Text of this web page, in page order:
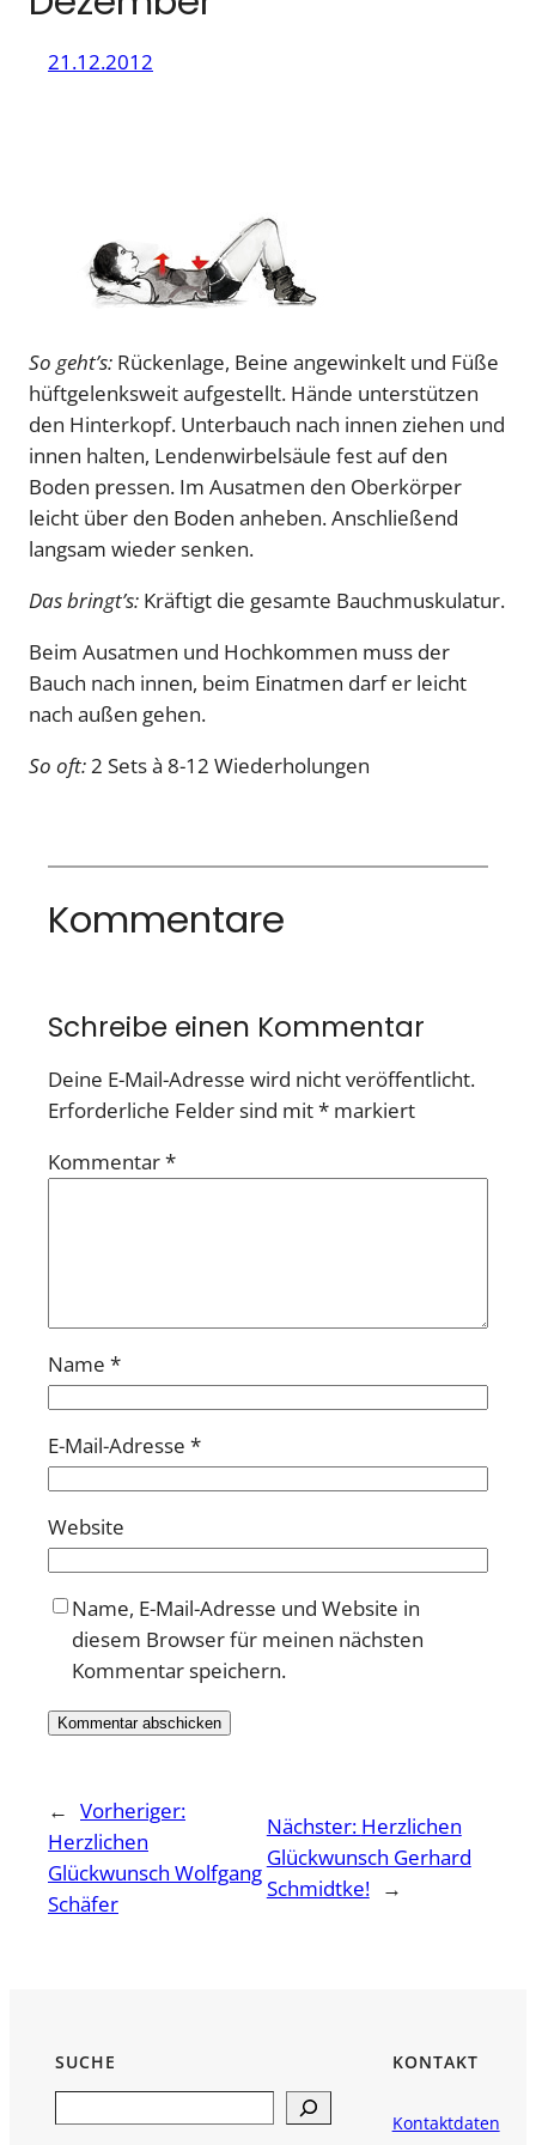
21.12.2012
So geht’s: Rückenlage, Beine angewinkelt und Füße
hüftgelenksweit aufgestellt. Hände unterstützen
den Hinterkopf. Unterbauch nach innen ziehen und
innen halten, Lendenwirbelsäule fest auf den
Boden pressen. Im Ausatmen den Oberkörper
leicht über den Boden anheben. Anschließend
langsam wieder senken.
Das bringt’s: Kräftigt die gesamte Bauchmuskulatur.
Beim Ausatmen und Hochkommen muss der
Bauch nach innen, beim Einatmen darf er leicht
nach außen gehen.
So oft:2 Sets à 8-12 Wiederholungen
Kommentare
Schreibe einen Kommentar
Deine E-Mail-Adresse wird nicht veröffentlicht.
Erforderliche Felder sind mit* markiert
Kommentar*
Name *
E-Mail-Adresse *
Website
Name, E-Mail-Adresse und Website in
diesem Browser für meinen nächsten
Kommentar speichern.
← Vorheriger:
Herzlichen
Glückwunsch Wolfgang
Schäfer
Nächster: Herzlichen
Glückwunsch Gerhard
Schmidtke! →
SUCHE KONTAKT
Kontaktdaten